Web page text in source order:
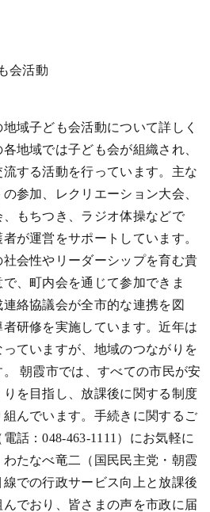
会活動
域子ども会活動について詳しく
地域では子ども会が組織され、
する活動を行っています。主な
参加、レクリエーション大会、
もちつき、ラジオ体操などで
が運営をサポートしています。
会性やリーダーシップを育む貴
、町内会を通じて参加できま
絡協議会が全市的な連携を図
研修を実施しています。近年は
ていますが、地域のつながりを
朝霞市では、すべての市民が安
を目指し、放課後に関する制度
んでいます。手続きに関するご
話：048-463-1111）にお気軽に
たなべ竜二（国民民主党・朝霞
での行政サービス向上と放課後
でおり、皆さまの声を市政に届